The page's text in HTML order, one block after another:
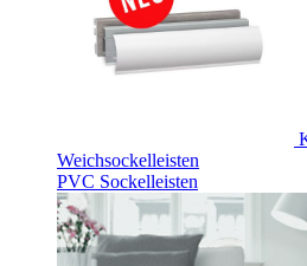
Weichsockelleisten
PVC Sockelleisten